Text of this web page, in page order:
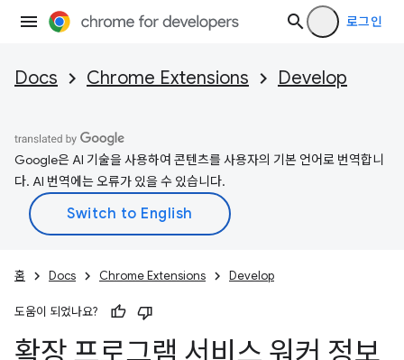
로그인
Docs Chrome Extensions Develop
Google은 AI 기술을 사용하여 콘텐츠를 사용자의 기본 언어로 번역합니
다. AI 번역에는 오류가 있을 수 있습니다.
홈 Docs Chrome Extensions Develop
도움이 되었나요?
확장 프로그램 서비스 워커 정보